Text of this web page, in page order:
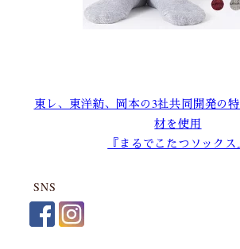
東レ、東洋紡、岡本の3社共同開発の
材を使用
『まるでこたつソックス
SNS